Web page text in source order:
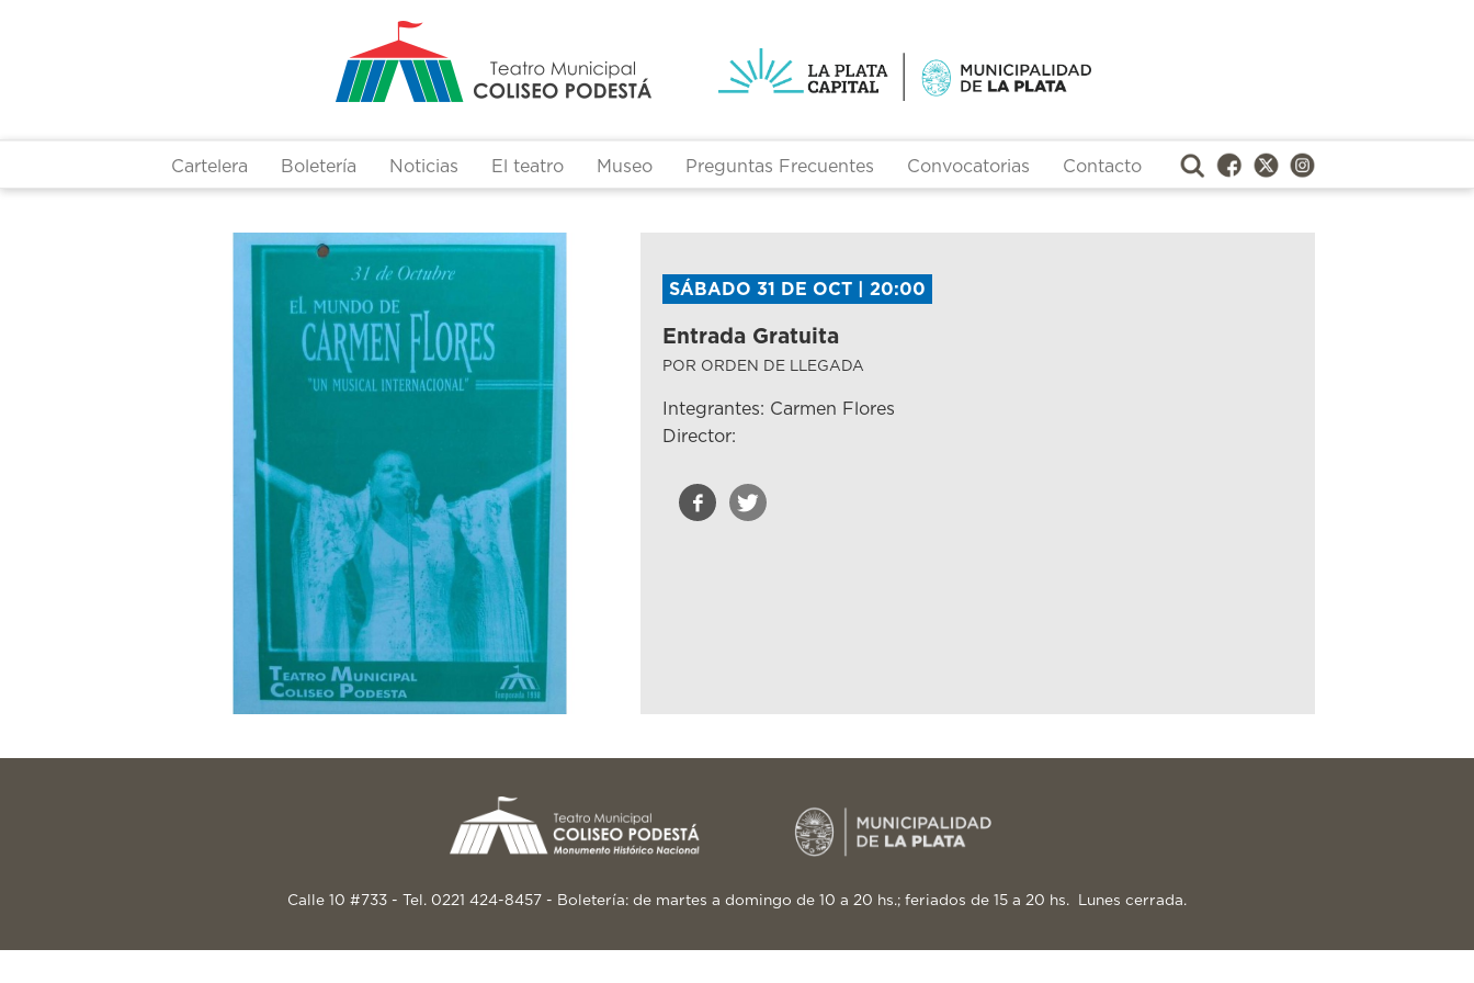
Cartelera Boletería Noticias El teatro Museo Preguntas Frecuentes Convocatorias Contacto
SÁBADO 31 DE OCT | 20:00
Entrada Gratuita
POR ORDEN DE LLEGADA
Integrantes: Carmen Flores
Director:
Calle 10 #733 - Tel. 0221 424-8457 - Boletería: de martes a domingo de 10 a 20 hs.; feriados de 15 a 20 hs. Lunes cerrada.